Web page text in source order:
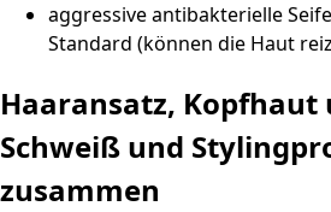
aggressive antibakterielle
Standard (können die Haut
Haaransatz, Kopfhaut
Schweiß und
zusammen